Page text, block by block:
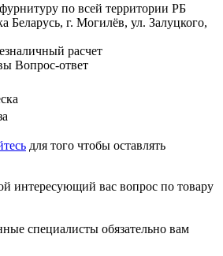
по всей территории РБ
Беларусь, г. Могилёв, ул. Залуцкого,
расчет
Вопрос-ответ
для того чтобы оставлять
интересующий вас вопрос по товару
специалисты обязательно вам